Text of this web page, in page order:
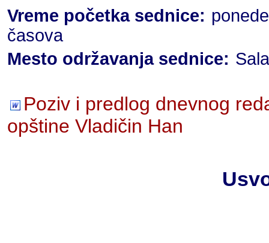
Vreme početka sednice:
časova
Mesto održavanja sednice:
Poziv i predlog dnevnog
opštine Vladičin Han